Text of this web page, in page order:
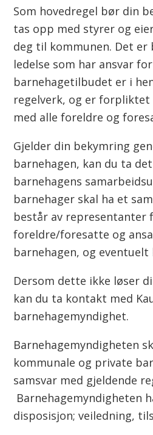
Som hovedregel bør din
tas opp med styrer og
deg til kommunen. Det er
ledelse som har ansvar
barnehagetilbudet er i
regelverk, og er forpliktet
med alle foreldre og
Gjelder din bekymring
barnehagen, kan du ta
barnehagens
barnehager skal ha et
består av representanter
foreldre/foresatte og
barnehagen, og eventuelt
Dersom dette ikke løser
kan du ta kontakt med
barnehagemyndighet.
Barnehagemyndigheten
kommunale og private
samsvar med gjeldende
Barnehagemyndigheten
disposisjon; veiledning,